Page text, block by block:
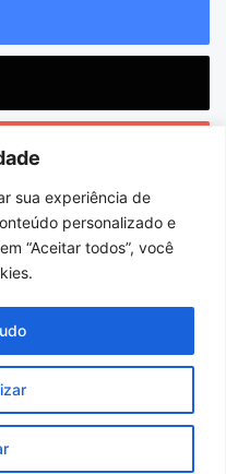
sua experiência de
personalizado e
“Aceitar todos”, você
i9 Digital
Equipe